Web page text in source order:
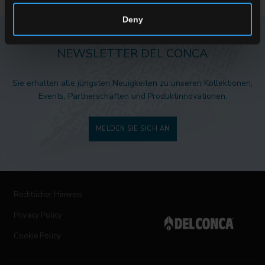
Deny
NEWSLETTER DEL CONCA
Sie erhalten alle jüngsten Neuigkeiten zu unseren Kollektionen,
Events, Partnerschaften und Produktinnovationen.
MELDEN SIE SICH AN
Rechtlicher Hinweis
Privacy Policy
Cookie Policy